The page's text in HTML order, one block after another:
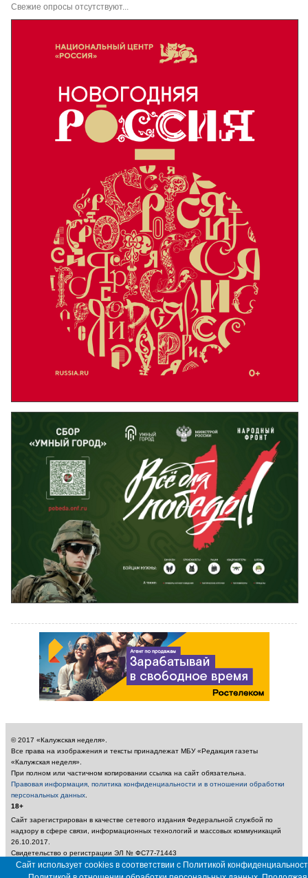
Свежие опросы отсутствуют...
© 2017 «Калужская неделя».
Все права на изображения и тексты принадлежат МБУ «Редакция газеты
«Калужская неделя».
При полном или частичном копировании ссылка на сайт обязательна.
Правовая информация, политика конфиденциальности и в отношении обработки
персональных данных
18+
Сайт зарегистрирован в качестве сетевого издания Федеральной службой по
надзору в сфере связи, информационных технологий и массовых коммуникаций
26.10.2017.
Свидетельство о регистрации ЭЛ № ФС77-71443
Учредитель: Муниципальное бюджетное учреждение «Редакция газеты «Калужская
неделя»
Сайт использует cookies в соответствии с Политикой